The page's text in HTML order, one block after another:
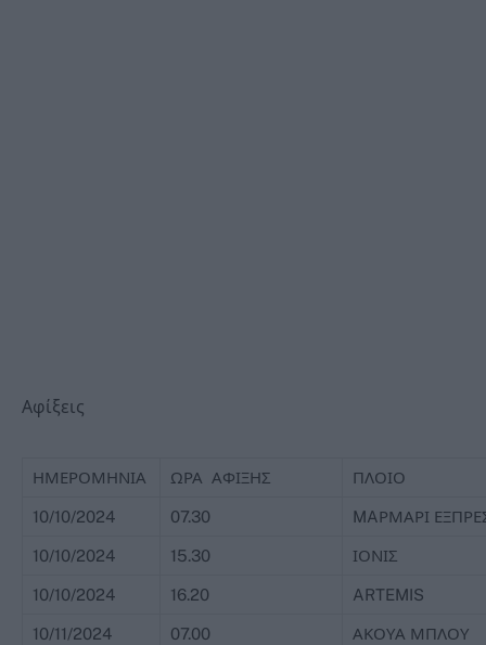
Αφίξεις
ΗΜΕΡΟΜΗΝΙΑ ΩΡΑ ΑΦΙΞΗΣ ΠΛΟΙΟ
10/10/2024 07.30 MAΡΜΑΡΙ
10/10/2024 15.30 ΙΟΝΙΣ
10/10/2024 16.20 ARTEMIS
10/11/2024 07.00 ΑΚΟΥΑ ΜΠΛΟΥ